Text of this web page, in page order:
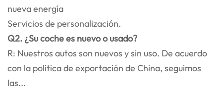
nueva energía
Servicios de personalización.
Q2. ¿Su coche es nuevo o usado?
R: Nuestros autos son nuevos y sin uso. De acuerdo
con la política de exportación de China, seguimos
las...